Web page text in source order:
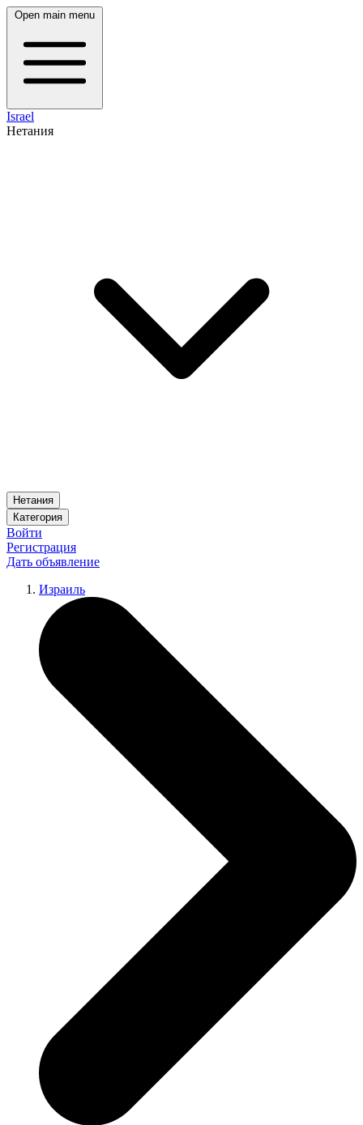
Open main menu
Israel
Нетания
Нетания
Категория
Войти
Регистрация
Дать объявление
Израиль